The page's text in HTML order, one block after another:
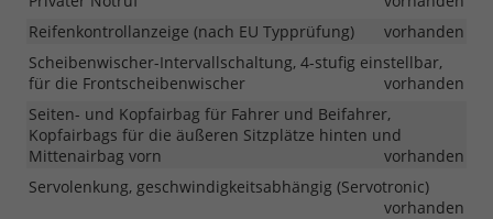
Reifenkontrollanzeige (nach EU Typprüfung)
vorhanden
Scheibenwischer-Intervallschaltung, 4-stufig einstellbar,
für die Frontscheibenwischer
vorhanden
Seiten- und Kopfairbag für Fahrer und Beifahrer,
Kopfairbags für die äußeren Sitzplätze hinten und
Mittenairbag vorn
vorhanden
Servolenkung, geschwindigkeitsabhängig (Servotronic)
vorhanden